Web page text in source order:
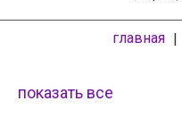
главная |
показать все